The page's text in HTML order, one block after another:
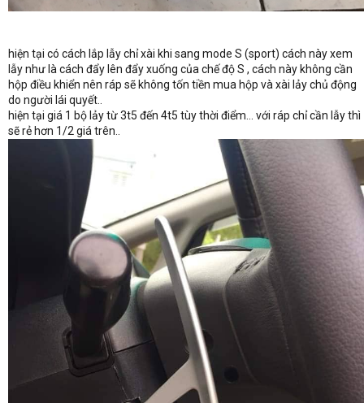
hiện tại có cách lắp lẫy chỉ xài khi sang mode S (sport) cách này xem
lẫy như là cách đẩy lên đẩy xuống của chế độ S , cách này không cần
hộp điều khiển nên ráp sẽ không tốn tiền mua hộp và xài lảy chủ động
do người lái quyết..
hiện tại giá 1 bộ lảy từ 3t5 đến 4t5 tùy thời điểm... với ráp chỉ cần lẫy thì
sẽ rẻ hơn 1/2 giá trên..